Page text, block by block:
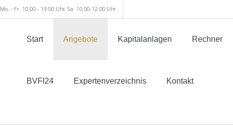
Mo. - Fr. 10.00 - 19.00 Uhr, Sa. 10.00-12.00 Uhr
Start Angebote Kapitalanlagen Rechner
BVFI24 Expertenverzeichnis Kontakt